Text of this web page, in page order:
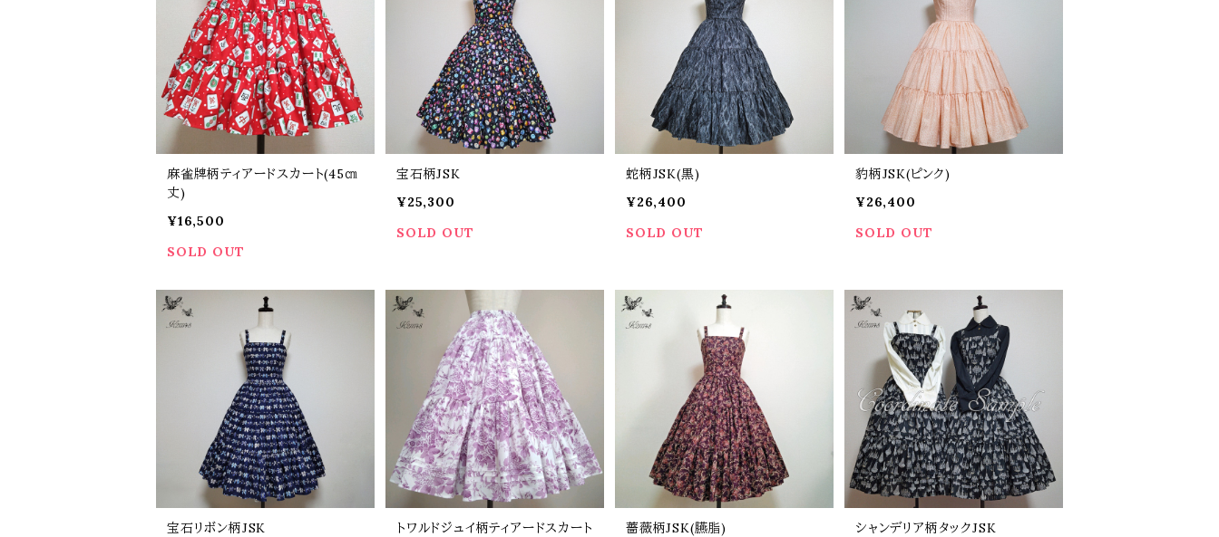
麻雀牌柄ティアードスカート(45㎝
丈)
¥16,500
SOLD OUT
宝石柄JSK
¥25,300
SOLD OUT
蛇柄JSK(黒)
¥26,400
SOLD OUT
豹柄JSK(ピンク)
¥26,400
SOLD OUT
宝石リボン柄JSK
トワルドジュイ柄ティアードスカート
薔薇柄JSK(臙脂)
シャンデリア柄タックJSK